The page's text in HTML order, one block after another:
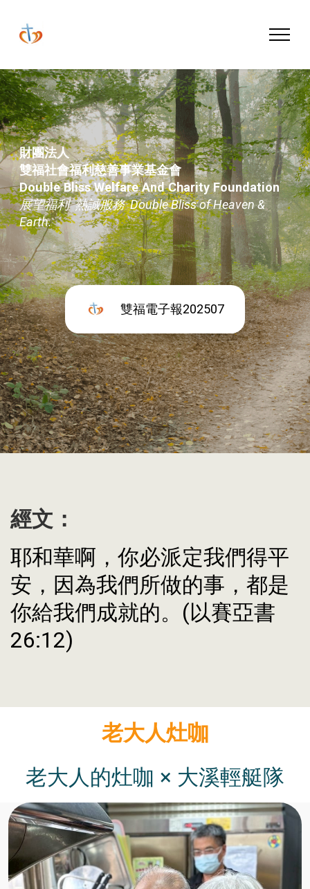
財團法人
雙福社會福利慈善事業基金會
Double Bliss Welfare And Charity Foundation
展望福利 熱誠服務 Double Bliss of Heaven &
Earth.
雙福電子報202507
經文：
耶和華啊，你必派定我們得平
安，因為我們所做的事，都是
你給我們成就的。(以賽亞書
26:12)
老大人灶咖
老大人的灶咖 × 大溪輕艇隊